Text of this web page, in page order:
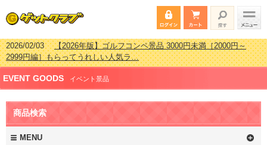
2026/02/03【2026年版】ゴルフコンペ景品 3000円未満［2000円～
2999円編］もらってうれしい人気ラ…
2026/07/15【2026年版】ビンゴゲーム景品おすすめ金額別人気ランキ
ング 更新しました！
2026/04/03【2026年版】ゴルフコンペ景品 3000円未満［2000円～
2999円編］もらってうれしい人気ラ…
2026/02/16
新しました！
EVENT GOODS イベント景品
商品検索
MENU